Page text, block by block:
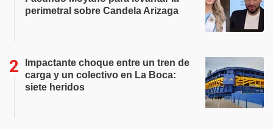
perimetral sobre Candela Arizaga
Impactante choque entre un tren de
carga y un colectivo en La Boca:
siete heridos